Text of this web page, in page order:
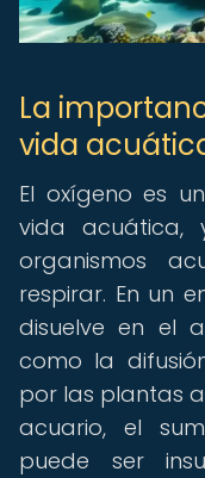
La
vida
El oxígeno es
vida acuática,
organismos
respirar. En un
disuelve en el
como la
por las plantas
acuario, el
puede ser